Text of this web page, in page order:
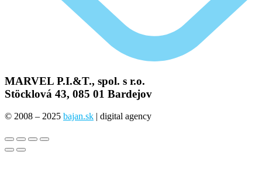
MARVEL P.I.&T., spol. s r.o.
Stöcklová 43, 085 01 Bardejov
© 2008 – 2025 bajan.sk | digital agency